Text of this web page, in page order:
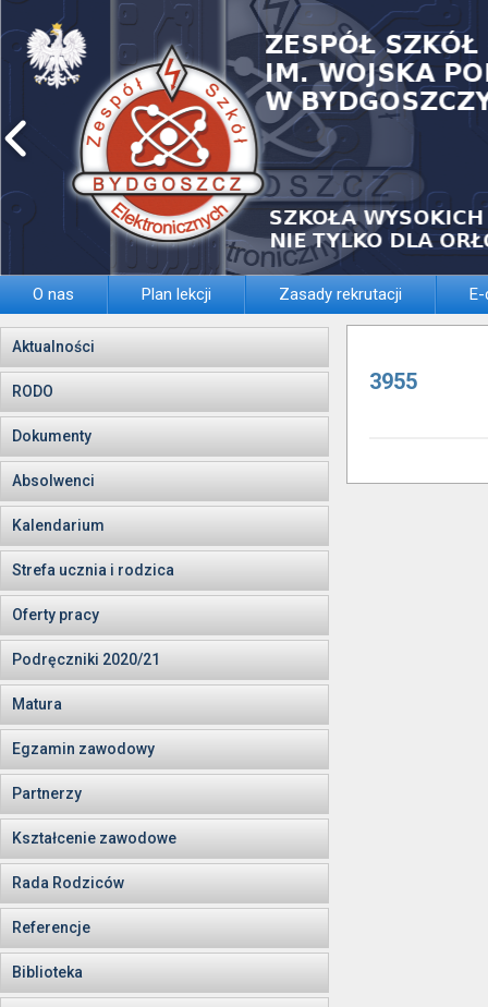
O nas Plan lekcji Zasady rekrutacji
Aktualności
RODO
Dokumenty
Absolwenci
Kalendarium
Strefa ucznia i rodzica
Oferty pracy
Podręczniki 2020/21
Matura
Egzamin zawodowy
Partnerzy
Kształcenie zawodowe
Rada Rodziców
Referencje
Biblioteka
3955